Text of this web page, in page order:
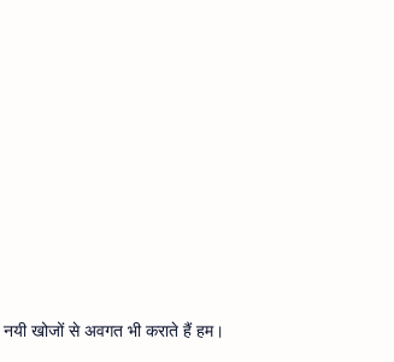
नयी खोजों से अवगत भी कराते हैं हम।